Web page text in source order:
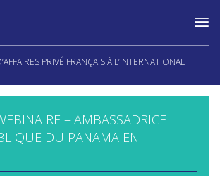
PRIVÉ FRANÇAIS À L’INTERNATIONAL
– AMBASSADRICE
DU PANAMA EN